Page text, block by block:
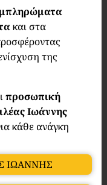
και στα
της
προσωπική
Ιωάννης
κάθε ανάγκη
ΙΩΑΝΝΗΣ